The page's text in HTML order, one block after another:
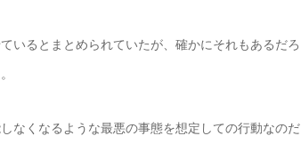
いるとまとめられていたが、確かにそれもあるだろ
なくなるような最悪の事態を想定しての行動なのだ